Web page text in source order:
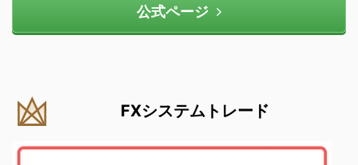
公式ページ
FXシステムトレード